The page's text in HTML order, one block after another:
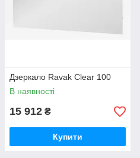
Дзеркало Ravak Clear 100
В наявності
15 912 ₴
Купити